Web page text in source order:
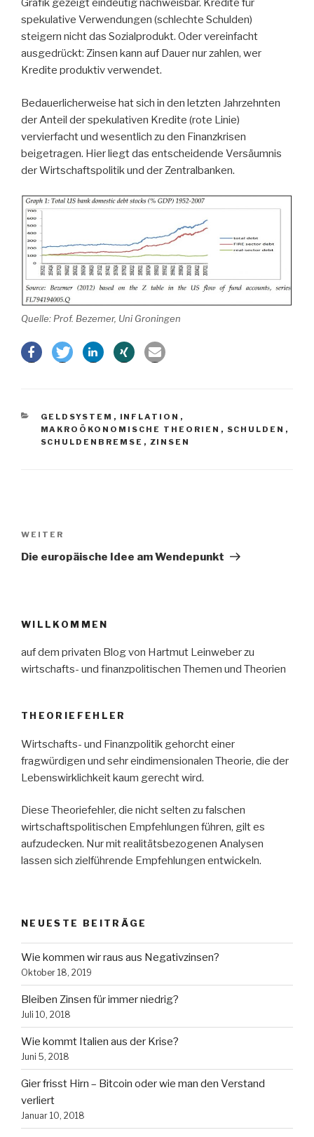
Grafik gezeigt eindeutig nachweisbar. Kredite für
spekulative Verwendungen (schlechte Schulden)
steigern nicht das Sozialprodukt. Oder vereinfacht
ausgedrückt: Zinsen kann auf Dauer nur zahlen, wer
Kredite produktiv verwendet.
Bedauerlicherweise hat sich in den letzten Jahrzehnten
der Anteil der spekulativen Kredite (rote Linie)
vervierfacht und wesentlich zu den Finanzkrisen
beigetragen. Hier liegt das entscheidende Versäumnis
der Wirtschaftspolitik und der Zentralbanken.
Quelle: Prof. Bezemer, Uni Groningen
KATEGORIEN
GELDSYSTEM , INFLATION ,
MAKROÖKONOMISCHE THEORIEN , SCHULDEN ,
SCHULDENBREMSE , ZINSEN
Nächster
Beitrag
WEITER
Die europäische Idee am Wendepunkt
WILLKOMMEN
auf dem privaten Blog von Hartmut Leinweber zu
wirtschafts- und finanzpolitischen Themen und Theorien
THEORIEFEHLER
Wirtschafts- und Finanzpolitik gehorcht einer
fragwürdigen und sehr eindimensionalen Theorie, die der
Lebenswirklichkeit kaum gerecht wird.
Diese Theoriefehler, die nicht selten zu falschen
wirtschaftspolitischen Empfehlungen führen, gilt es
aufzudecken. Nur mit realitätsbezogenen Analysen
lassen sich zielführende Empfehlungen entwickeln.
NEUESTE BEITRÄGE
Wie kommen wir raus aus Negativzinsen?
Oktober 18, 2019
Bleiben Zinsen für immer niedrig?
Juli 10, 2018
Wie kommt Italien aus der Krise?
Juni 5, 2018
Gier frisst Hirn – Bitcoin oder wie man den Verstand
verliert
Januar 10, 2018